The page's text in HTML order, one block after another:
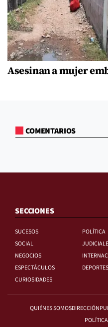
Asesinan a mujer
COMENTARIOS
SECCIONES
SUCESOS
POLÍTICA
SOCIAL
NEGOCIOS
ESPECTÁCULOS
DEPORTES
CURIOSIDADES
QUIÉNES SOMOSDIRECCIÓN